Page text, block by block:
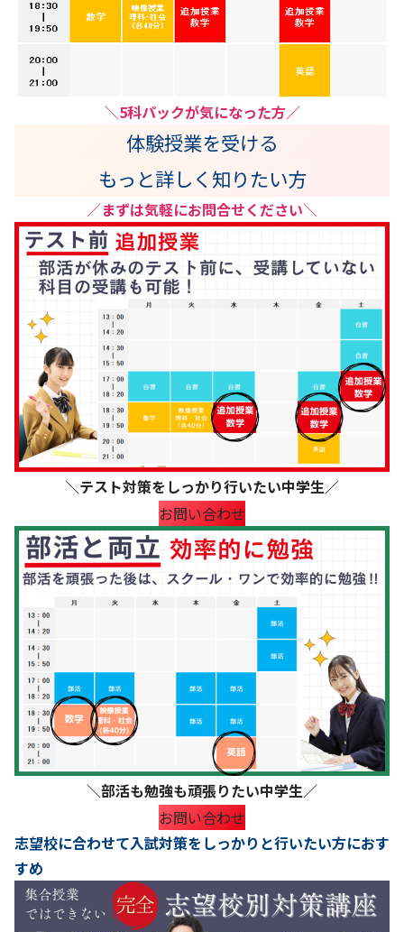
＼5科パックが気になった方／
体験授業を受ける
もっと詳しく知りたい方
／まずは気軽にお問合せください＼
＼テスト対策をしっかり行いたい中学生／
お問い合わせ
＼部活も勉強も頑張りたい中学生／
お問い合わせ
志望校に合わせて入試対策をしっかりと行いたい方におす
すめ